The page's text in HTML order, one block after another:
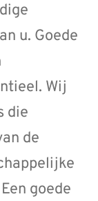
u. Goede
Wij
die
de
goede